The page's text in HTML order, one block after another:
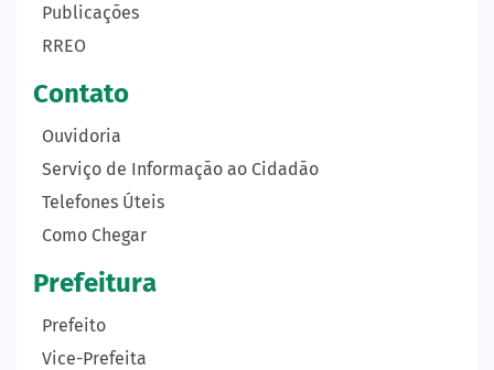
Publicações
RREO
Contato
Ouvidoria
Serviço de Informação ao Cidadão
Telefones Úteis
Como Chegar
Prefeitura
Prefeito
Vice-Prefeita